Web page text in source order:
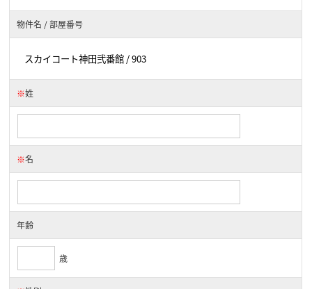
物件名 / 部屋番号
※姓
※名
年齢
歳